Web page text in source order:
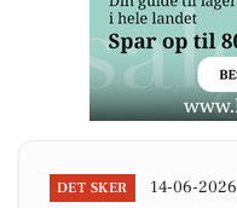
DET SKER 14-06-